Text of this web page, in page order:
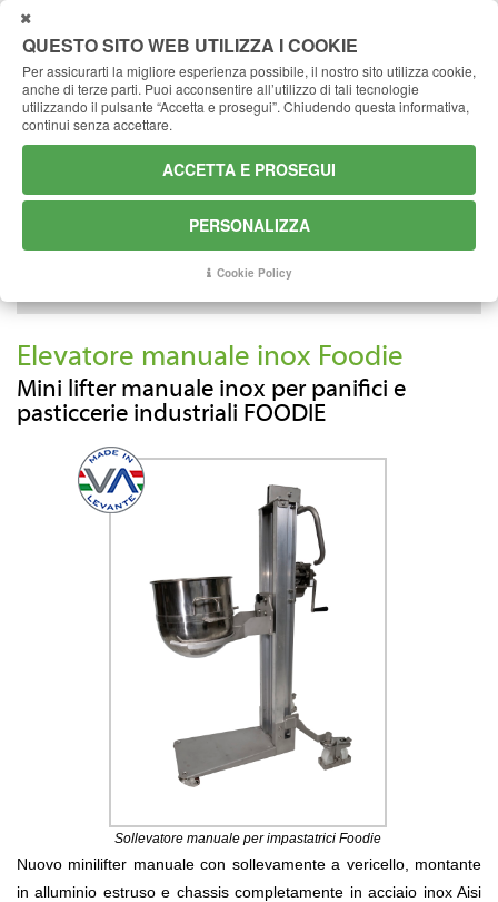
Quale prodotto stai cercando?
SOLLEVAMENTO TRAINO
Elevatore manuale inox Foodie
Mini lifter manuale inox per panifici e
pasticcerie industriali FOODIE
Sollevatore manuale per impastatrici Foodie
Nuovo minilifter manuale con sollevamente a vericello, montante
in alluminio estruso e chassis completamente in acciaio inox Aisi
QUESTO SITO WEB UTILIZZA I COOKIE
Per assicurarti la migliore esperienza possibile, il nostro sito utilizza cookie,
anche di terze parti. Puoi acconsentire all’utilizzo di tali tecnologie
utilizzando il pulsante “Accetta e prosegui”. Chiudendo questa informativa,
continui senza accettare.
ACCETTA E PROSEGUI
CHIUDI
PERSONALIZZA
Cookie Policy